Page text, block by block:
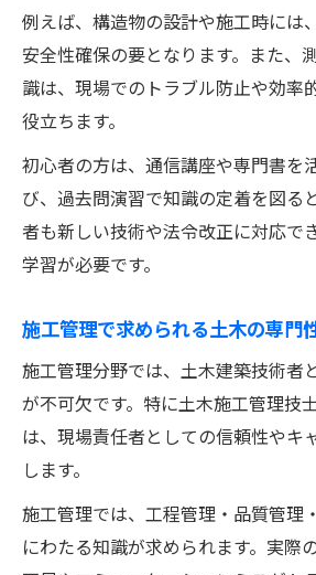
例えば、構造物の設計や施工時には
安全性確保の要となります。また、
識は、現場でのトラブル防止や効率
役立ちます。
初心者の方は、通信講座や専門書を
び、過去問演習で知識の定着を図る
者も新しい技術や法令改正に対応で
学習が必要です。
施工管理で求められる土木の専門
施工管理分野では、土木建築技術者
が不可欠です。特に土木施工管理技
は、現場責任者としての信頼性やキ
します。
施工管理では、工程管理・品質管理
にわたる知識が求められます。実際